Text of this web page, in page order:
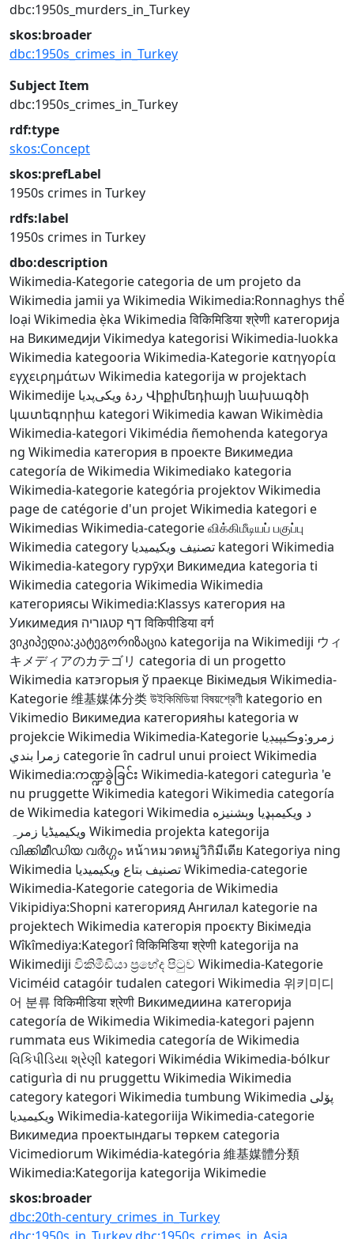
dbc:1950s_murders_in_Turkey
skos:broader
dbc:1950s_crimes_in_Turkey
Subject Item
dbc:1950s_crimes_in_Turkey
rdf:type
skos:Concept
skos:prefLabel
1950s crimes in Turkey
rdfs:label
1950s crimes in Turkey
dbo:description
Wikimedia-Kategorie categoria de um projeto da
Wikimedia jamii ya Wikimedia Wikimedia:Ronnaghys thể
loại Wikimedia ẹ̀ka Wikimedia विकिमिडिया श्रेणी категорија
на Викимедији Vikimedya kategorisi Wikimedia-luokka
Wikimedia kategooria Wikimedia-Kategorie κατηγορία
εγχειρημάτων Wikimedia kategorija w projektach
Wikimedije ردهٔ ویکی‌پدیا Վիքիմեդիայի նախագծի
կատեգորիա kategori Wikimedia kawan Wikimèdia
Wikimedia-kategori Vikimédia ñemohenda kategorya
ng Wikimedia категория в проекте Викимедиа
categoría de Wikimedia Wikimediako kategoria
Wikimedia-kategorie kategória projektov Wikimedia
page de catégorie d'un projet Wikimedia kategori e
Wikimedias Wikimedia-categorieவிக்கிமீடியப் பகுப்பு
Wikimedia category تصنيف ويكيميديا kategori Wikimedia
Wikimedia-kategory гурӯҳи Викимедиа kategoria ti
Wikimedia categoria Wikimedia Wikimedia
категориясы Wikimedia:Klassys категория на
Уикимедия דף קטגוריהविकिपीडिया वर्ग
ვიკიპედია:კატეგორიზაცია kategorija na Wikimediji ウィ
キメディアのカテゴリ categoria di un progetto
Wikimedia катэгорыя ў праекце Вікімедыя Wikimedia-
Kategorie维基媒体分类উইকিমিডিয়া বিষয়শ্রেণী kategorio en
Vikimedio Викимедиа категорияһы kategoria w
projekcie Wikimedia Wikimedia-Kategorie زمرو:وڪيپيڊيا
زمرا بندي categorie în cadrul unui proiect Wikimedia
Wikimedia:ကဏ္ဍခွဲခြင်း Wikimedia-kategori categurìa 'e
nu pruggette Wikimedia kategori Wikimedia categoría
de Wikimedia kategori Wikimedia د ويکيمېډيا وېشنيزه
ویکیمیڈیا زمرہ Wikimedia projekta kategorija
വിക്കിമീഡിയ വർഗ്ഗംหน้าหมวดหมู่วิกิมีเดีย Kategoriya ning
Wikimedia تصنيف بتاع ويكيميدياWikimedia-categorie
Wikimedia-Kategorie categoria de Wikimedia
Vikipidiya:Shopni категорияд Ангилал kategorie na
projektech Wikimedia категорія проєкту Вікімедіа
Wîkîmediya:Kategorîविकिमिडिया श्रेणी kategorija na
Wikimediji විකිමීඩියා ප්‍රභේද පිටුව Wikimedia-Kategorie
Viciméid catagóirtudalen categori Wikimedia 위키미디
어 분류 विकिमीडिया श्रेणी Викимедиина категорија
categoría de Wikimedia Wikimedia-kategori pajenn
rummata eus Wikimedia categoría de Wikimedia
વિકિપીડિયા શ્રેણી kategori Wikimédia Wikimedia-bólkur
catigurìa di nu pruggettu Wikimedia Wikimedia
category kategori Wikimedia tumbung Wikimedia پۆلی
ویکیمیدیا Wikimedia-kategoriija Wikimedia-categorie
Викимедиа проектындагы төркем categoria
Vicimediorum Wikimédia-kategória 維基媒體分類
Wikimedia:Kategorija kategorija Wikimedie
skos:broader
dbc:20th-century_crimes_in_Turkey